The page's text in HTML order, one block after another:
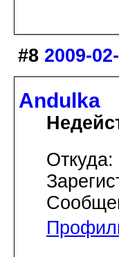
#8 2009-
Andulka
Откуда: